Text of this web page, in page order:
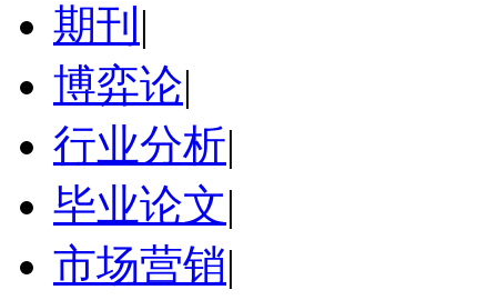
期刊 |
博弈论|
行业分析|
毕业论文|
市场营销|